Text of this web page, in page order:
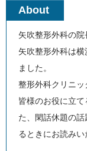
About
矢吹整形外科の院
矢吹整形外科は
ました。
整形外科クリニッ
皆様のお役に立
た、閑話休題の
るときにお読みい